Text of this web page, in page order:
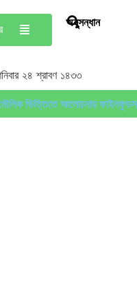
অনুসন্ধান
২৪ শ্রাবণ ১৪৩৩
ভিত্তিতে আলোচনায় ফাইনফুডস;